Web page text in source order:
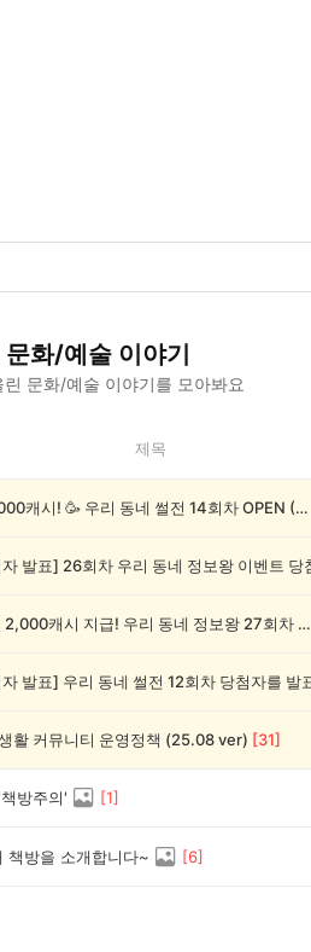
문화/예술 이야기
문화/예술 이야기를 모아봐요
제목
전원 1,000캐시! 🥳 우리 동네 썰전 14회차 OPEN (~8/17)
💸 전원 2,000캐시 지급! 우리 동네 정보왕 27회차 (~8/10)
활 커뮤니티 운영정책 (25.08 ver) [31]
방주의' [1]
책방을 소개합니다~ [6]